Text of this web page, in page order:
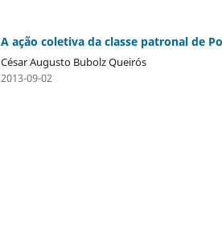
A ação coletiva da classe patronal de
César Augusto Bubolz Queirós
2013-09-02